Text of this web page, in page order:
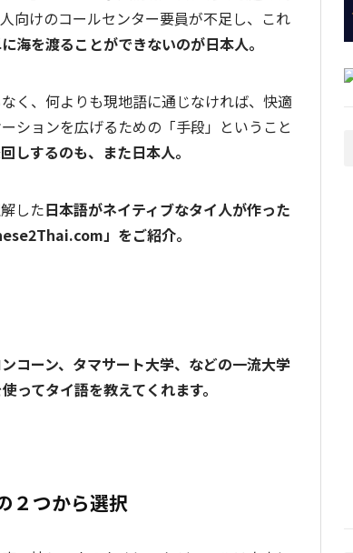
向けのコールセンター要員が不足し、これ
海を渡ることができないのが日本人。
く、何よりも現地語に通じなければ、快適
ションを広げるための「手段」ということ
しするのも、また日本人。
した日本語がネイティブなタイ人が作った
」をご紹介。
コーン、タマサート大学、などの一流大学
ってタイ語を教えてくれます。
２つから選択